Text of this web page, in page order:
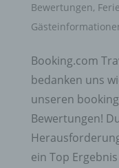
Bewertungen,
Booking.com
bedanken uns
unseren
Bewertungen!
ein Top